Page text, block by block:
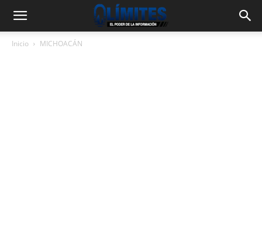
Inicio MICHOACÁN